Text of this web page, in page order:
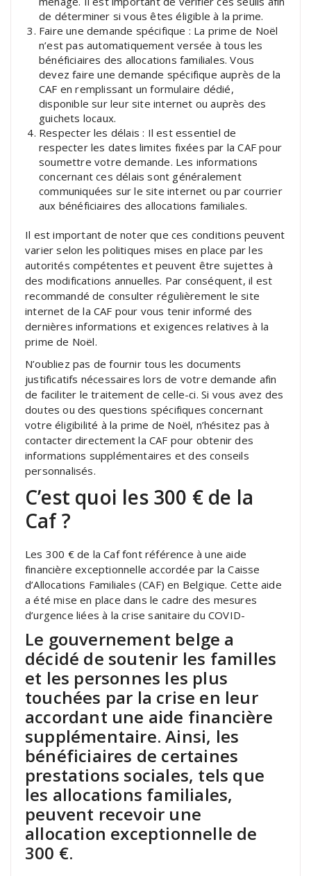
de déterminer si vous êtes éligible à la prime.
Faire une demande spécifique : La prime de Noël
n’est pas automatiquement versée à tous les
bénéficiaires des allocations familiales. Vous
devez faire une demande spécifique auprès de la
CAF en remplissant un formulaire dédié,
disponible sur leur site internet ou auprès des
guichets locaux.
Respecter les délais : Il est essentiel de
respecter les dates limites fixées par la CAF pour
soumettre votre demande. Les informations
concernant ces délais sont généralement
communiquées sur le site internet ou par courrier
aux bénéficiaires des allocations familiales.
Il est important de noter que ces conditions peuvent
varier selon les politiques mises en place par les
autorités compétentes et peuvent être sujettes à
des modifications annuelles. Par conséquent, il est
recommandé de consulter régulièrement le site
internet de la CAF pour vous tenir informé des
dernières informations et exigences relatives à la
prime de Noël.
N’oubliez pas de fournir tous les documents
justificatifs nécessaires lors de votre demande afin
de faciliter le traitement de celle-ci. Si vous avez des
doutes ou des questions spécifiques concernant
votre éligibilité à la prime de Noël, n’hésitez pas à
contacter directement la CAF pour obtenir des
informations supplémentaires et des conseils
personnalisés.
C’est quoi les 300 € de la
Caf ?
Les 300 € de la Caf font référence à une aide
financière exceptionnelle accordée par la Caisse
d’Allocations Familiales (CAF) en Belgique. Cette aide
a été mise en place dans le cadre des mesures
d’urgence liées à la crise sanitaire du COVID-
Le gouvernement belge a
décidé de soutenir les familles
et les personnes les plus
touchées par la crise en leur
accordant une aide financière
supplémentaire. Ainsi, les
bénéficiaires de certaines
prestations sociales, tels que
les allocations familiales,
peuvent recevoir une
allocation exceptionnelle de
300 €.